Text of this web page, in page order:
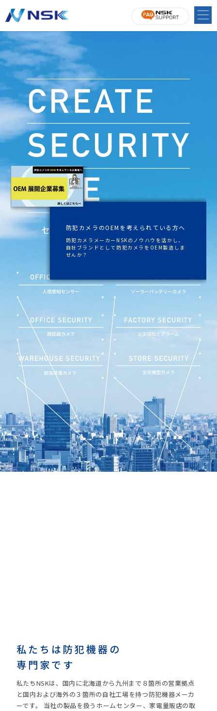
防犯カメラのOEMを考えられている方へ
防犯カメラメーカーNSKのノウハウを活かし、
自社ブランドとして防犯カメラをOEM製造しま
せんか？
2025年4月1日に開設しました。
「業務用(IP製品)」 と 「家庭用製品(DIY)」 の
設定・操作方法のFAQや、トラブルシューティン
グ等を順次更新致します。
店様を募集中！
地域の安心安全と明るい未来への課題を解決する
ために、
私たちと一緒に力を合わせて取り組んでみません
防犯カメラのOEMを考えられている方へ
防犯カメラメーカーNSKのノウハウを活かし、
自社ブランドとして防犯カメラをOEM製造しま
せんか？
2025年4月1日に開設しました。
「業務用(IP製品)」 と 「家庭用製品(DIY)」 の
設定・操作方法のFAQや、トラブルシューティン
グ等を順次更新致します。
私たちは防犯機器の
専門家です
私たちNSKは、国内に北海道から九州まで８箇所の営業拠点
と国内および海外の３箇所の自社工場を持つ防犯機器メーカ
ーです。 当社の製品を扱うホームセンター、家電量販店の取